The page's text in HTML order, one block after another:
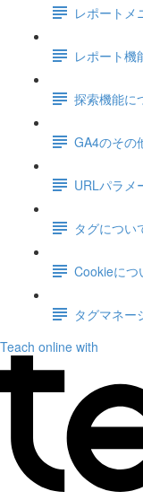
レポートメ
レポート機
探索機能に
GA4のその
URLパラメ
タグについ
Cookieにつ
タグマネー
Teach online with